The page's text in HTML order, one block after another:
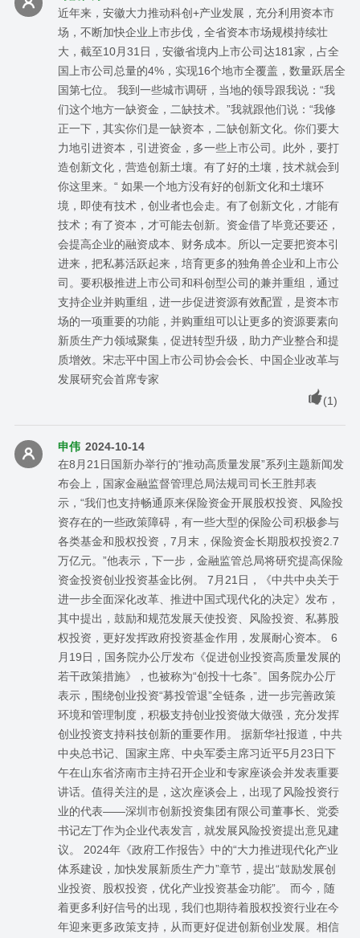
近年来，安徽大力推动科创+产业发展，充分利用资本市
场，不断加快企业上市步伐，全省资本市场规模持续壮
大，截至10月31日，安徽省境内上市公司达181家，占全
国上市公司总量的4%，实现16个地市全覆盖，数量跃居全
国第七位。 我到一些城市调研，当地的领导跟我说：“我
们这个地方一缺资金，二缺技术。”我就跟他们说：“我修
正一下，其实你们是一缺资本，二缺创新文化。你们要大
力地引进资本，引进资金，多一些上市公司。此外，要打
造创新文化，营造创新土壤。有了好的土壤，技术就会到
你这里来。“ 如果一个地方没有好的创新文化和土壤环
境，即使有技术，创业者也会走。有了创新文化，才能有
技术；有了资本，才可能去创新。资金借了毕竟还要还，
会提高企业的融资成本、财务成本。所以一定要把资本引
进来，把私募活跃起来，培育更多的独角兽企业和上市公
司。要积极推进上市公司和科创型公司的兼并重组，通过
支持企业并购重组，进一步促进资源有效配置，是资本市
场的一项重要的功能，并购重组可以让更多的资源要素向
新质生产力领域聚集，促进转型升级，助力产业整合和提
质增效。宋志平中国上市公司协会会长、中国企业改革与
发展研究会首席专家
(1)
申伟 2024-10-14
在8月21日国新办举行的“推动高质量发展”系列主题新闻发
布会上，国家金融监督管理总局法规司司长王胜邦表
示，“我们也支持畅通原来保险资金开展股权投资、风险投
资存在的一些政策障碍，有一些大型的保险公司积极参与
各类基金和股权投资，7月末，保险资金长期股权投资2.7
万亿元。”他表示，下一步，金融监管总局将研究提高保险
资金投资创业投资基金比例。 7月21日，《中共中央关于
进一步全面深化改革、推进中国式现代化的决定》发布，
其中提出，鼓励和规范发展天使投资、风险投资、私募股
权投资，更好发挥政府投资基金作用，发展耐心资本。 6
月19日，国务院办公厅发布《促进创业投资高质量发展的
若干政策措施》，也被称为“创投十七条”。国务院办公厅
表示，围绕创业投资“募投管退”全链条，进一步完善政策
环境和管理制度，积极支持创业投资做大做强，充分发挥
创业投资支持科技创新的重要作用。 据新华社报道，中共
中央总书记、国家主席、中央军委主席习近平5月23日下
午在山东省济南市主持召开企业和专家座谈会并发表重要
讲话。值得关注的是，这次座谈会上，出现了风险投资行
业的代表——深圳市创新投资集团有限公司董事长、党委
书记左丁作为企业代表发言，就发展风险投资提出意见建
议。 2024年《政府工作报告》中的“大力推进现代化产业
体系建设，加快发展新质生产力”章节，提出“鼓励发展创
业投资、股权投资，优化产业投资基金功能”。 而今，随
着更多利好信号的出现，我们也期待着股权投资行业在今
年迎来更多政策支持，从而更好促进创新创业发展。相信